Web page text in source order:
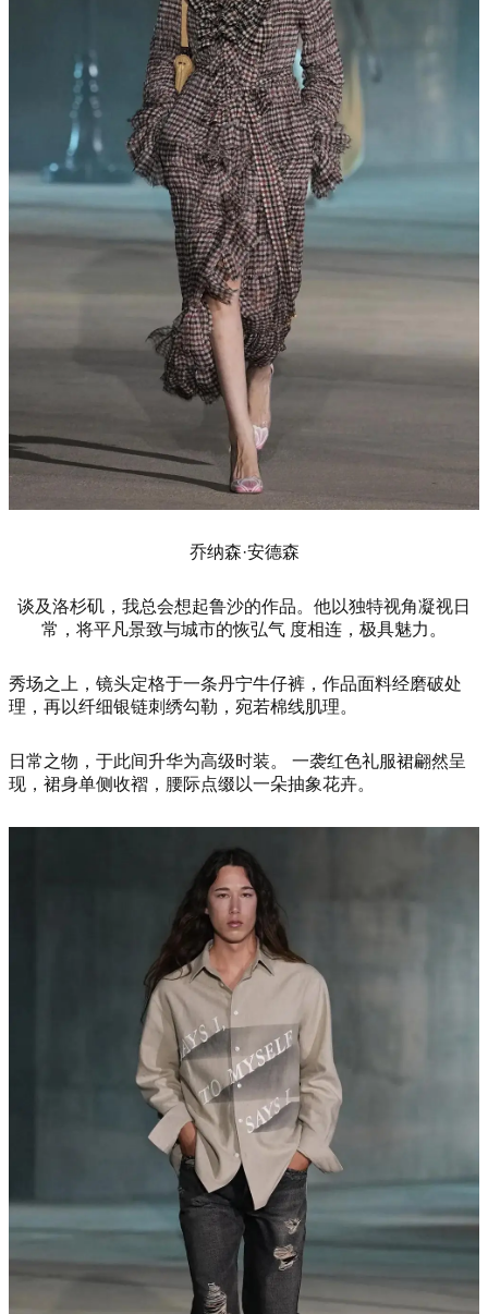
乔纳森·安德森
谈及洛杉矶，我总会想起鲁沙的作品。他以独特视角凝视日
常，将平凡景致与城市的恢弘气 度相连，极具魅力。
秀场之上，镜头定格于一条丹宁牛仔裤，作品面料经磨破处
理，再以纤细银链刺绣勾勒，宛若棉线肌理。
日常之物，于此间升华为高级时装。 一袭红色礼服裙翩然呈
现，裙身单侧收褶，腰际点缀以一朵抽象花卉。